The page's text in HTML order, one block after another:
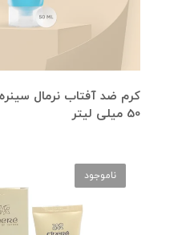
50 میلی لیتر
ناموجود